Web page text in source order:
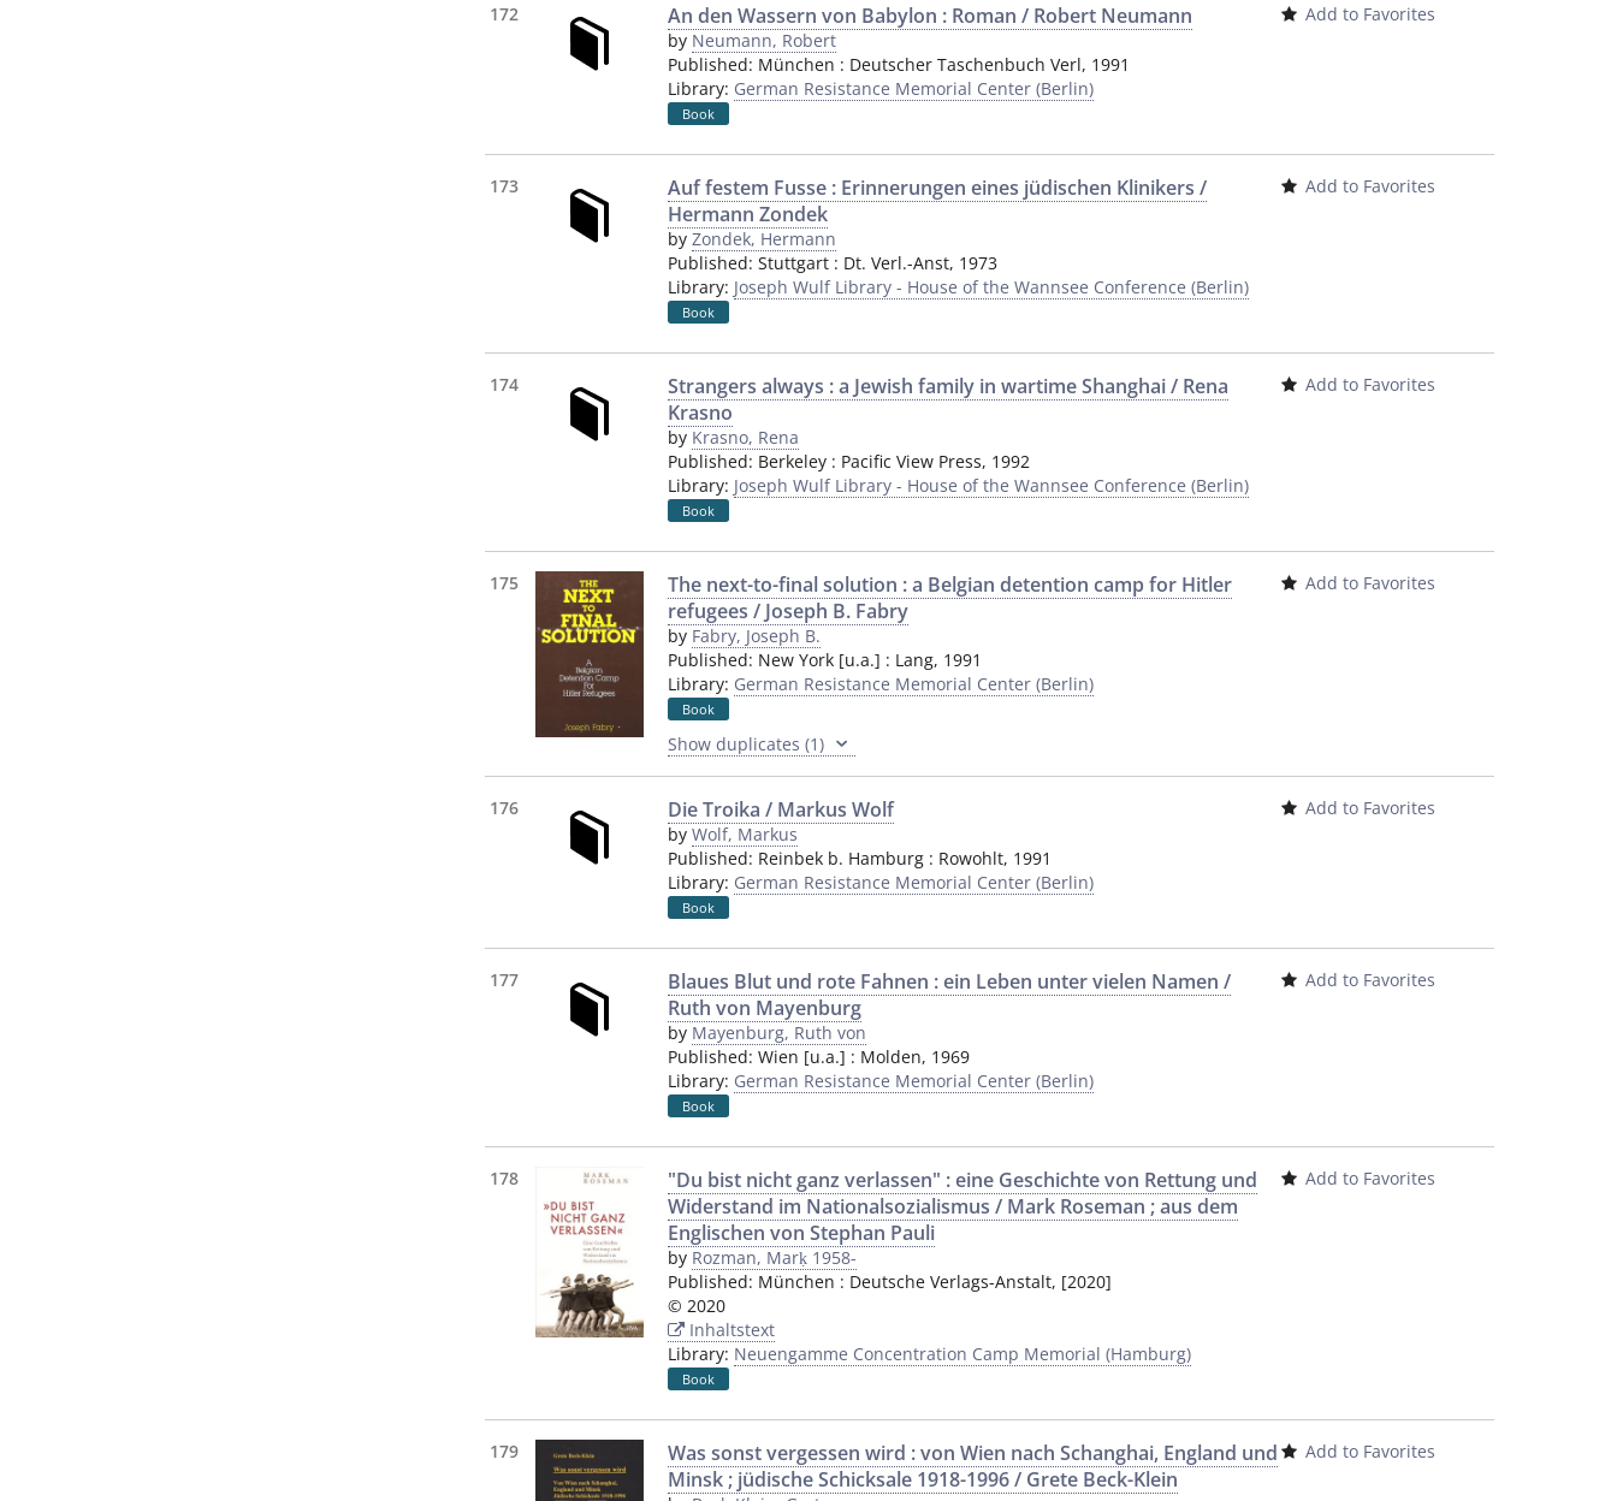
172 An den Wassern von Babylon : Roman / Robert Neumann
by Neumann, Robert
Published: München : Deutscher Taschenbuch Verl, 1991
Library: German Resistance Memorial Center (Berlin)
Book
Add to Favorites
173
Auf festem Fusse : Erinnerungen eines jüdischen Klinikers /
Hermann Zondek
by Zondek, Hermann
Published: Stuttgart : Dt. Verl.-Anst, 1973
Library: Joseph Wulf Library - House of the Wannsee Conference (Berlin)
Book
Add to Favorites
174
Strangers always : a Jewish family in wartime Shanghai / Rena
Krasno
by Krasno, Rena
Published: Berkeley : Pacific View Press, 1992
Library: Joseph Wulf Library - House of the Wannsee Conference (Berlin)
Book
Add to Favorites
175
The next-to-final solution : a Belgian detention camp for Hitler
refugees / Joseph B. Fabry
by Fabry, Joseph B.
Published: New York [u.a.] : Lang, 1991
Library: German Resistance Memorial Center (Berlin)
Book
Show duplicates (1)
Add to Favorites
176 Die Troika / Markus Wolf
by Wolf, Markus
Published: Reinbek b. Hamburg : Rowohlt, 1991
Library: German Resistance Memorial Center (Berlin)
Book
Add to Favorites
177
Blaues Blut und rote Fahnen : ein Leben unter vielen Namen /
Ruth von Mayenburg
by Mayenburg, Ruth von
Published: Wien [u.a.] : Molden, 1969
Library: German Resistance Memorial Center (Berlin)
Book
Add to Favorites
178
"Du bist nicht ganz verlassen" : eine Geschichte von Rettung und
Widerstand im Nationalsozialismus / Mark Roseman ; aus dem
Englischen von Stephan Pauli
by Rozman, Marḳ 1958-
Published: München : Deutsche Verlags-Anstalt, [2020]
© 2020
Inhaltstext
Library: Neuengamme Concentration Camp Memorial (Hamburg)
Book
Add to Favorites
179
Was sonst vergessen wird : von Wien nach Schanghai, England und
Minsk ; jüdische Schicksale 1918-1996 / Grete Beck-Klein
Add to Favorites